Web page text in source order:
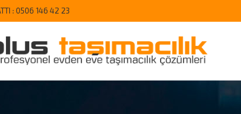
: 0506 146 42 23